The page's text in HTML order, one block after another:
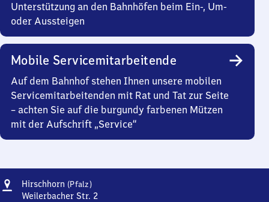
Unterstützung an den Bahnhöfen beim Ein-, Um-
oder Aussteigen
Mobile Servicemitarbeitende
Auf dem Bahnhof stehen Ihnen unsere mobilen
Servicemitarbeitenden mit Rat und Tat zur Seite
– achten Sie auf die burgundy farbenen Mützen
mit der Aufschrift „Service“
Adresse
Hirschhorn (Pfalz)Hirschhorn
(Pfalz)
Weilerbacher Str. 2